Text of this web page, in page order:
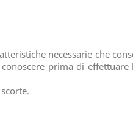
necessarie che
prima di